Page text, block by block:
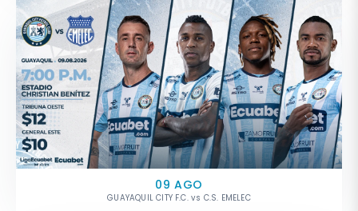
09 AGO
GUAYAQUIL CITY F.C. vs C.S. EMELEC